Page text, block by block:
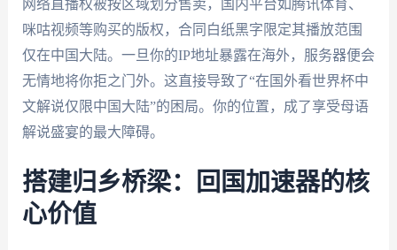
网络直播权被按区域划分售卖，国内平台如腾讯体育、
咪咕视频等购买的版权，合同白纸黑字限定其播放范围
仅在中国大陆。一旦你的IP地址暴露在海外，服务器便会
无情地将你拒之门外。这直接导致了“在国外看世界杯中
文解说仅限中国大陆”的困局。你的位置，成了享受母语
解说盛宴的最大障碍。
搭建归乡桥梁：回国加速器的核
心价值